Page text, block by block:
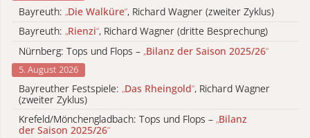
Bayreuth: „Die Walküre“, Richard Wagner (zweiter Zyklus)
Bayreuth: „Rienzi“, Richard Wagner (dritte Besprechung)
Nürnberg: Tops und Flops – „Bilanz der Saison 2025/26“
5. August 2026
Bayreuther Festspiele: „Das Rheingold“, Richard Wagner
(zweiter Zyklus)
Krefeld/Mönchengladbach: Tops und Flops – „Bilanz
der Saison 2025/26“